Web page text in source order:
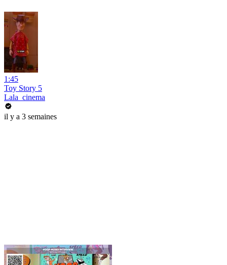
1:45
Toy Story 5
Lala_cinema
il y a 3 semaines